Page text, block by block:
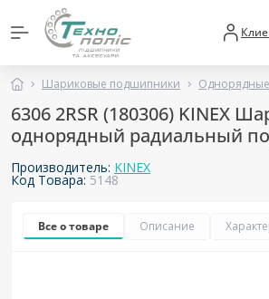
Шариковые подшипники
6306 2RSR (180306) KINEX
однорядный радиальный
Производитель: KINEX
Код Товара: 5148
Все о товаре Описание